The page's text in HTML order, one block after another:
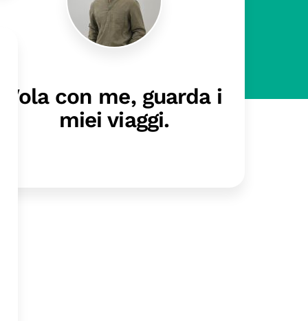
Vola con me, guarda i
miei viaggi.